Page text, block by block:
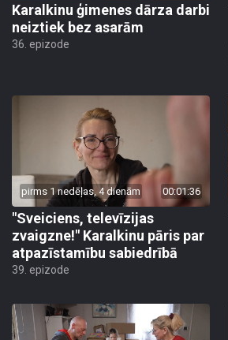
Karalkinu ģimenes dārza darbi
neiztiek bez asarām
36. epizode
pirms 1 nedēļas, 4 dienām 00:01:36
"Sveiciens, televīzijas
zvaigzne!" Karalkinu pāris par
atpazīstamību sabiedrībā
39. epizode